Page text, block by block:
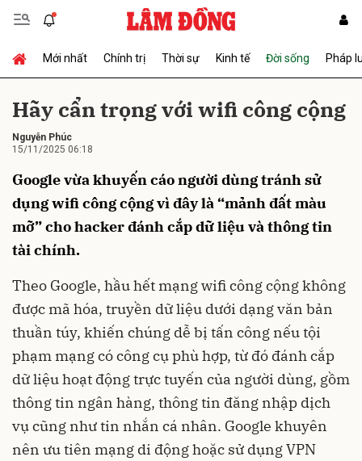
Mới nhất Chính trị Thời sự Kinh tế Đời sống Pháp
Hãy cẩn trọng với wifi công cộng
Nguyễn Phúc
15/11/2025 06:18
Google vừa khuyến cáo người dùng tránh sử
dụng wifi công cộng vì đây là “mảnh đất màu
mỡ” cho hacker đánh cắp dữ liệu và thông tin
tài chính.
Theo Google, hầu hết mạng wifi công cộng không
được mã hóa, truyền dữ liệu dưới dạng văn bản
thuần túy, khiến chúng dễ bị tấn công nếu tội
phạm mạng có công cụ phù hợp, từ đó đánh cắp
dữ liệu hoạt động trực tuyến của người dùng, gồm
thông tin ngân hàng, thông tin đăng nhập dịch
vụ cũng như tin nhắn cá nhân. Google khuyên
nên ưu tiên mạng di động hoặc sử dụng VPN
Gửi bình luận